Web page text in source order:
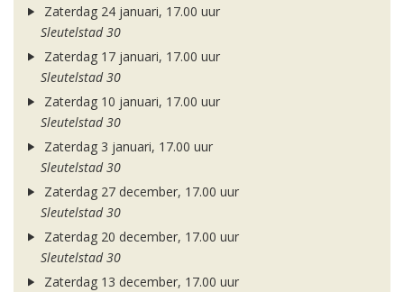
Zaterdag 24 januari, 17.00 uur
Sleutelstad 30
Zaterdag 17 januari, 17.00 uur
Sleutelstad 30
Zaterdag 10 januari, 17.00 uur
Sleutelstad 30
Zaterdag 3 januari, 17.00 uur
Sleutelstad 30
Zaterdag 27 december, 17.00 uur
Sleutelstad 30
Zaterdag 20 december, 17.00 uur
Sleutelstad 30
Zaterdag 13 december, 17.00 uur